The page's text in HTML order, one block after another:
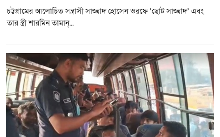
চট্টগ্রামের আলোচিত সন্ত্রাসী সাজ্জাদ হোসেন ওরফে ‘ছোট সাজ্জাদ’ এবং
তার স্ত্রী শারমিন তামান্...